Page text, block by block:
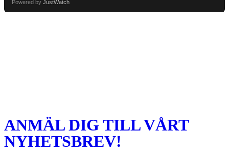
Powered by JustWatch
ANMÄL DIG TILL VÅRT
NYHETSBREV!